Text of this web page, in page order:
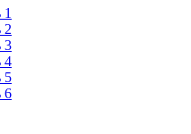
2
3
4
5
6